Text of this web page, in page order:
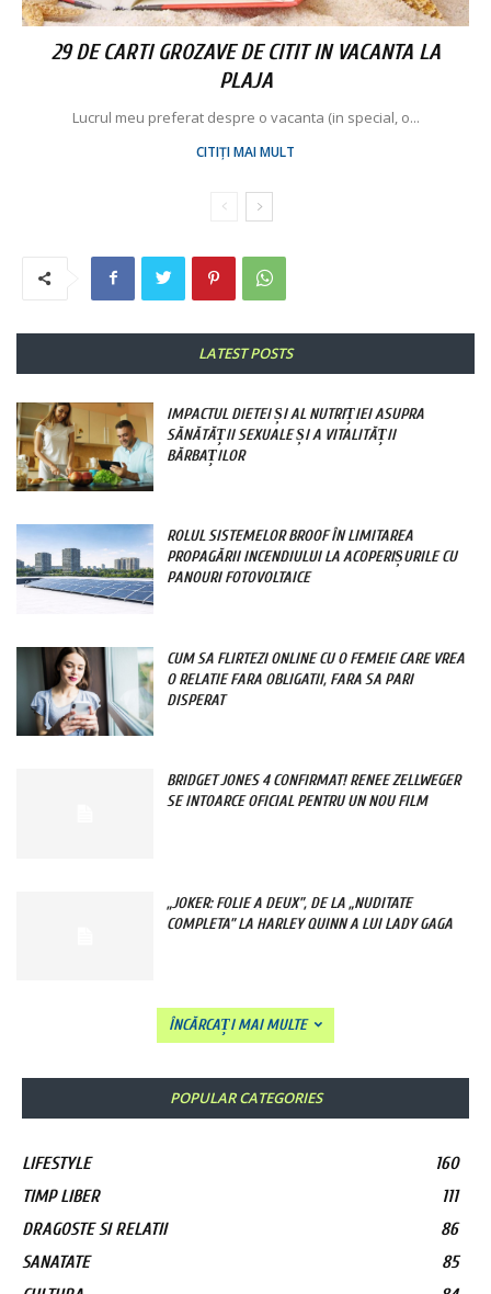
29 DE CARTI GROZAVE DE CITIT IN VACANTA LA
PLAJA
Lucrul meu preferat despre o vacanta (in special, o...
CITIȚI MAI MULT
LATEST POSTS
IMPACTUL DIETEI ȘI AL NUTRIȚIEI ASUPRA
SĂNĂTĂȚII SEXUALE ȘI A VITALITĂȚII
BĂRBAȚILOR
ROLUL SISTEMELOR BROOF ÎN LIMITAREA
PROPAGĂRII INCENDIULUI LA ACOPERIȘURILE CU
PANOURI FOTOVOLTAICE
CUM SA FLIRTEZI ONLINE CU O FEMEIE CARE VREA
O RELATIE FARA OBLIGATII, FARA SA PARI
DISPERAT
BRIDGET JONES 4 CONFIRMAT! RENEE ZELLWEGER
SE INTOARCE OFICIAL PENTRU UN NOU FILM
„JOKER: FOLIE A DEUX”, DE LA „NUDITATE
COMPLETA” LA HARLEY QUINN A LUI LADY GAGA
ÎNCĂRCAȚI MAI MULTE
POPULAR CATEGORIES
LIFESTYLE
160
TIMP LIBER
111
DRAGOSTE SI RELATII
86
SANATATE
85